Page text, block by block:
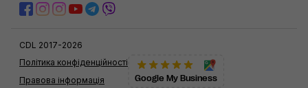
CDL 2017-2026
Правова інформація
Політика конфіденційності
Google My Business